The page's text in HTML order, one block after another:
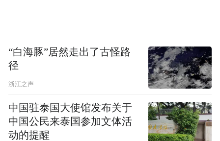
的防护和培训，隔离病区医护人员值班换休
后必须集中隔离观察14天，并开展2次核酸检
测；公众要合理安排出行，注意个人卫生，
陕西新冠疫苗接种工作准备就绪
“白海豚”居然走出了古怪路
径
浙江之声
中国驻泰国大使馆发布关于
中国公民来泰国参加文体活
动的提醒